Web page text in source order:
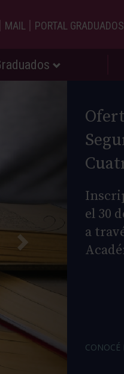
| MAIL | PORTAL GRADUADOS
el 30
a
CONOCÉ